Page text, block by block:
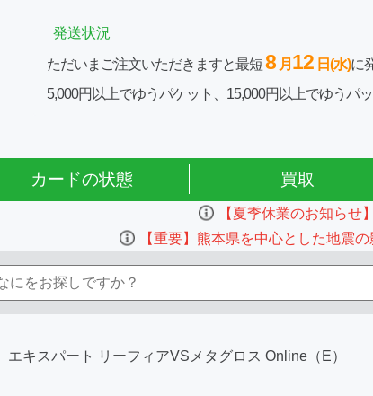
発送状況
ただいまご注文いただきますと最短8 月 12 日(水)に
5,000円以上でゆうパケット、15,000円以上でゆうパ
カードの状態 買取
【夏季休業のお知らせ】
【重要】熊本県を中心とした地震
エキスパート リーフィアVSメタグロス Online（E）